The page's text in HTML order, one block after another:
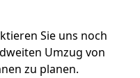
Sie uns noch
Umzug von
zu planen.